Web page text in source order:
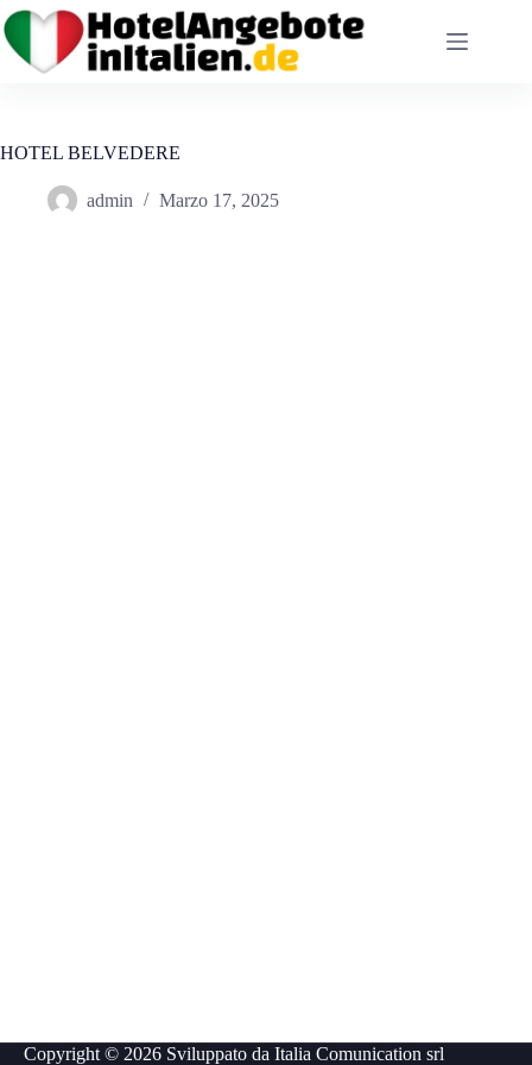
Salta
al
contenuto
HOTEL BELVEDERE
admin Marzo 17, 2025
Copyright © 2026 Sviluppato daItalia Comunication srl